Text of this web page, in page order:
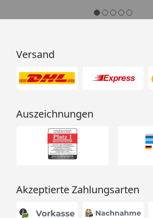
Versand
Auszeichnungen
Akzeptierte Zahlungsarten